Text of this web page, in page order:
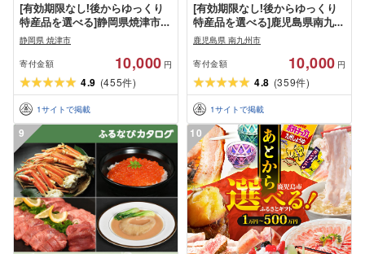
[有効期限なし!後からゆっくり
特産品を選べる]静岡県焼津市カ
タログポイント
静岡県 焼津市
寄付金額 10,000 円
4.9 (455件)
1サイトで掲載
[有効期限なし!後からゆっくり
特産品を選べる]鹿児島県南九州
市カタログポイント
鹿児島県 南九州市
寄付金額 10,000 円
4.8 (359件)
1サイトで掲載
9 10